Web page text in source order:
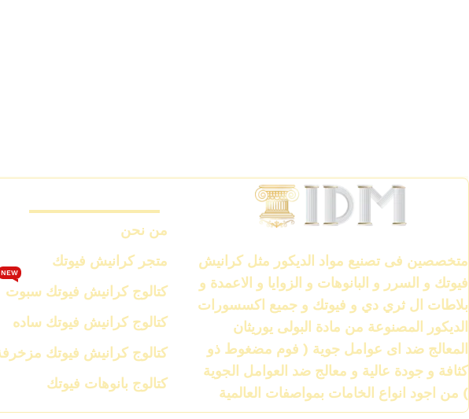
متخصصين فى تصنيع مواد الديكور مثل كرانيش
فيوتك و السرر و البانوهات و الزوايا و الاعمدة و
بلاطات ال ثري دي و فيوتك و جميع اكسسورات
الديكور المصنوعة من مادة البولى يوريثان
المعالج ضد اى عوامل جوية ( فوم مضغوط ذو
كثافة و جودة عالية و معالج ضد العوامل الجوية
) من اجود انواع الخامات بمواصفات العالمية
من نحن
متجر كرانيش فيوتك
كتالوج كرانيش فيوتك سبوت
NEW
كتالوج كرانيش فيوتك ساده
كتالوج كرانيش فيوتك
كتالوج بانوهات فيوتك